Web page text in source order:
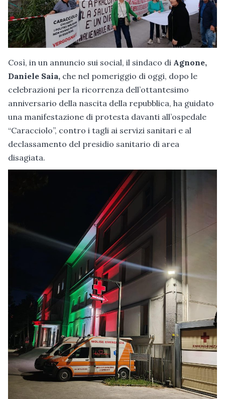
Così, in un annuncio sui social, il sindaco di Agnone,
Daniele Saia, che nel pomeriggio di oggi, dopo le
celebrazioni per la ricorrenza dell’ottantesimo
anniversario della nascita della repubblica, ha guidato
una manifestazione di protesta davanti all’ospedale
“Caracciolo”, contro i tagli ai servizi sanitari e al
declassamento del presidio sanitario di area
disagiata.